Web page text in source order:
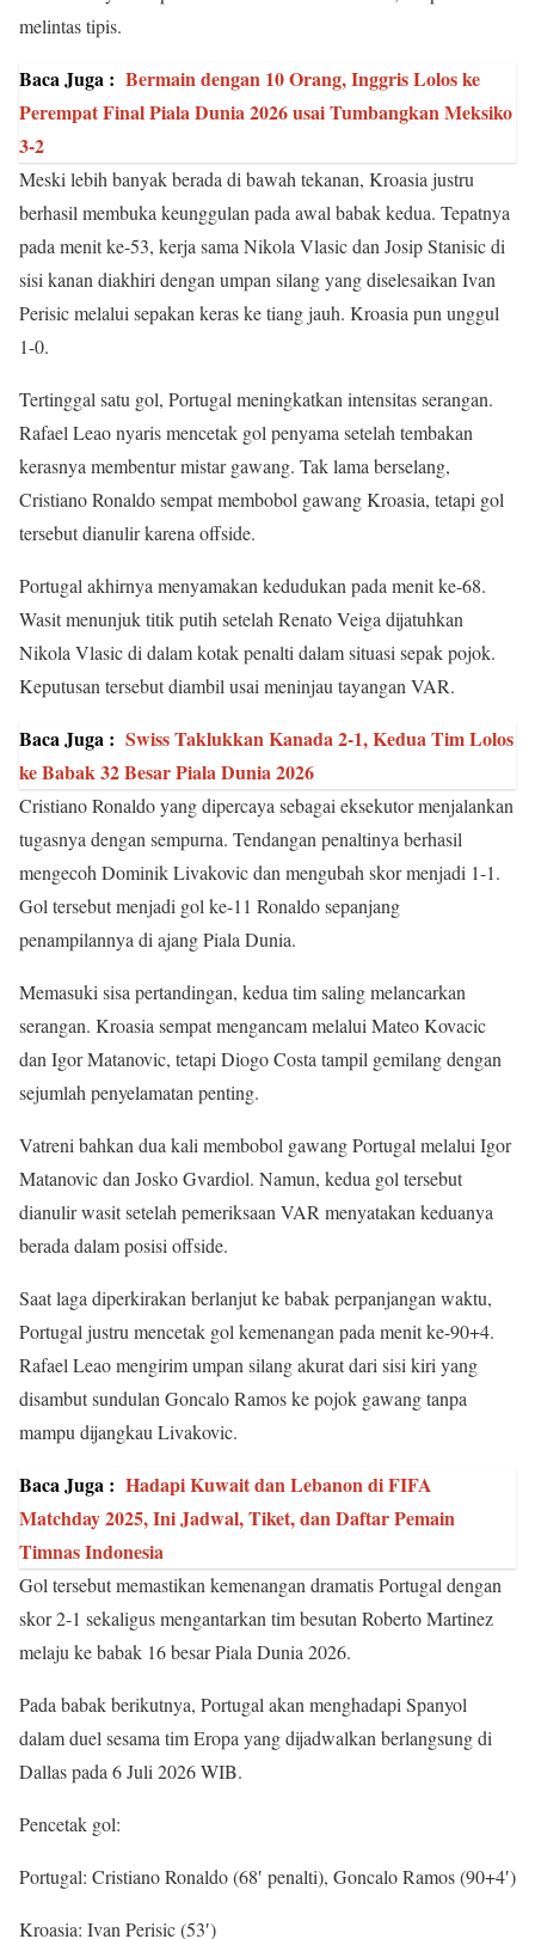
melintas tipis.
Baca Juga : Bermain dengan 10 Orang, Inggris Lolos ke
Perempat Final Piala Dunia 2026 usai Tumbangkan Meksiko
3-2
Meski lebih banyak berada di bawah tekanan, Kroasia justru
berhasil membuka keunggulan pada awal babak kedua. Tepatnya
pada menit ke-53, kerja sama Nikola Vlasic dan Josip Stanisic di
sisi kanan diakhiri dengan umpan silang yang diselesaikan Ivan
Perisic melalui sepakan keras ke tiang jauh. Kroasia pun unggul
1-0.
Tertinggal satu gol, Portugal meningkatkan intensitas serangan.
Rafael Leao nyaris mencetak gol penyama setelah tembakan
kerasnya membentur mistar gawang. Tak lama berselang,
Cristiano Ronaldo sempat membobol gawang Kroasia, tetapi gol
tersebut dianulir karena offside.
Portugal akhirnya menyamakan kedudukan pada menit ke-68.
Wasit menunjuk titik putih setelah Renato Veiga dijatuhkan
Nikola Vlasic di dalam kotak penalti dalam situasi sepak pojok.
Keputusan tersebut diambil usai meninjau tayangan VAR.
Baca Juga : Swiss Taklukkan Kanada 2-1, Kedua Tim Lolos
ke Babak 32 Besar Piala Dunia 2026
Cristiano Ronaldo yang dipercaya sebagai eksekutor menjalankan
tugasnya dengan sempurna. Tendangan penaltinya berhasil
mengecoh Dominik Livakovic dan mengubah skor menjadi 1-1.
Gol tersebut menjadi gol ke-11 Ronaldo sepanjang
penampilannya di ajang Piala Dunia.
Memasuki sisa pertandingan, kedua tim saling melancarkan
serangan. Kroasia sempat mengancam melalui Mateo Kovacic
dan Igor Matanovic, tetapi Diogo Costa tampil gemilang dengan
sejumlah penyelamatan penting.
Vatreni bahkan dua kali membobol gawang Portugal melalui Igor
Matanovic dan Josko Gvardiol. Namun, kedua gol tersebut
dianulir wasit setelah pemeriksaan VAR menyatakan keduanya
berada dalam posisi offside.
Saat laga diperkirakan berlanjut ke babak perpanjangan waktu,
Portugal justru mencetak gol kemenangan pada menit ke-90+4.
Rafael Leao mengirim umpan silang akurat dari sisi kiri yang
disambut sundulan Goncalo Ramos ke pojok gawang tanpa
mampu dijangkau Livakovic.
Baca Juga : Hadapi Kuwait dan Lebanon di FIFA
Matchday 2025, Ini Jadwal, Tiket, dan Daftar Pemain
Timnas Indonesia
Gol tersebut memastikan kemenangan dramatis Portugal dengan
skor 2-1 sekaligus mengantarkan tim besutan Roberto Martinez
melaju ke babak 16 besar Piala Dunia 2026.
Pada babak berikutnya, Portugal akan menghadapi Spanyol
dalam duel sesama tim Eropa yang dijadwalkan berlangsung di
Dallas pada 6 Juli 2026 WIB.
Pencetak gol:
Portugal: Cristiano Ronaldo (68′ penalti), Goncalo Ramos (90+4′)
Kroasia: Ivan Perisic (53′)